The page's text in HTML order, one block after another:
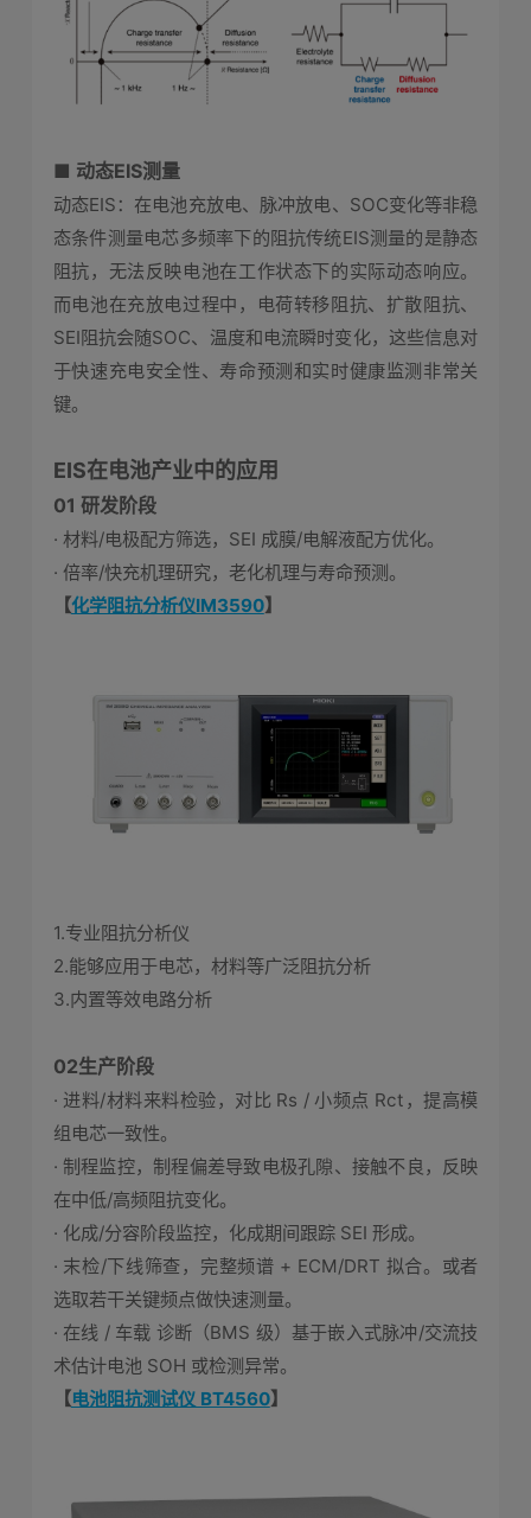
■ 动态EIS测量
动态EIS：在电池充放电、脉冲放电、SOC变化等非稳
态条件测量电芯多频率下的阻抗传统EIS测量的是静态
阻抗，无法反映电池在工作状态下的实际动态响应。
而电池在充放电过程中，电荷转移阻抗、扩散阻抗、
SEI阻抗会随SOC、温度和电流瞬时变化，这些信息对
于快速充电安全性、寿命预测和实时健康监测非常关
键。
EIS在电池产业中的应用
01 研发阶段
· 材料/电极配方筛选，SEI 成膜/电解液配方优化。
· 倍率/快充机理研究，老化机理与寿命预测。
【化学阻抗分析仪IM3590】
1.专业阻抗分析仪
2.能够应用于电芯，材料等广泛阻抗分析
3.内置等效电路分析
02生产阶段
· 进料/材料来料检验，对比 Rs / 小频点 Rct，提高模
组电芯一致性。
· 制程监控，制程偏差导致电极孔隙、接触不良，反映
在中低/高频阻抗变化。
· 化成/分容阶段监控，化成期间跟踪 SEI 形成。
· 末检/下线筛查，完整频谱 + ECM/DRT 拟合。或者
选取若干关键频点做快速测量。
· 在线 / 车载 诊断（BMS 级）基于嵌入式脉冲/交流技
术估计电池 SOH 或检测异常。
【电池阻抗测试仪 BT4560】